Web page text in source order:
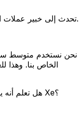
تحدث إلى خبير عملاتيمكننا التفوق على أسعار المنافسين.
نحن نستخدم متوسط
الخاص بنا. وهذا
هل تعلم أنه يمكنك إرسال الأموال إلى الخارج باستخدام Xe؟